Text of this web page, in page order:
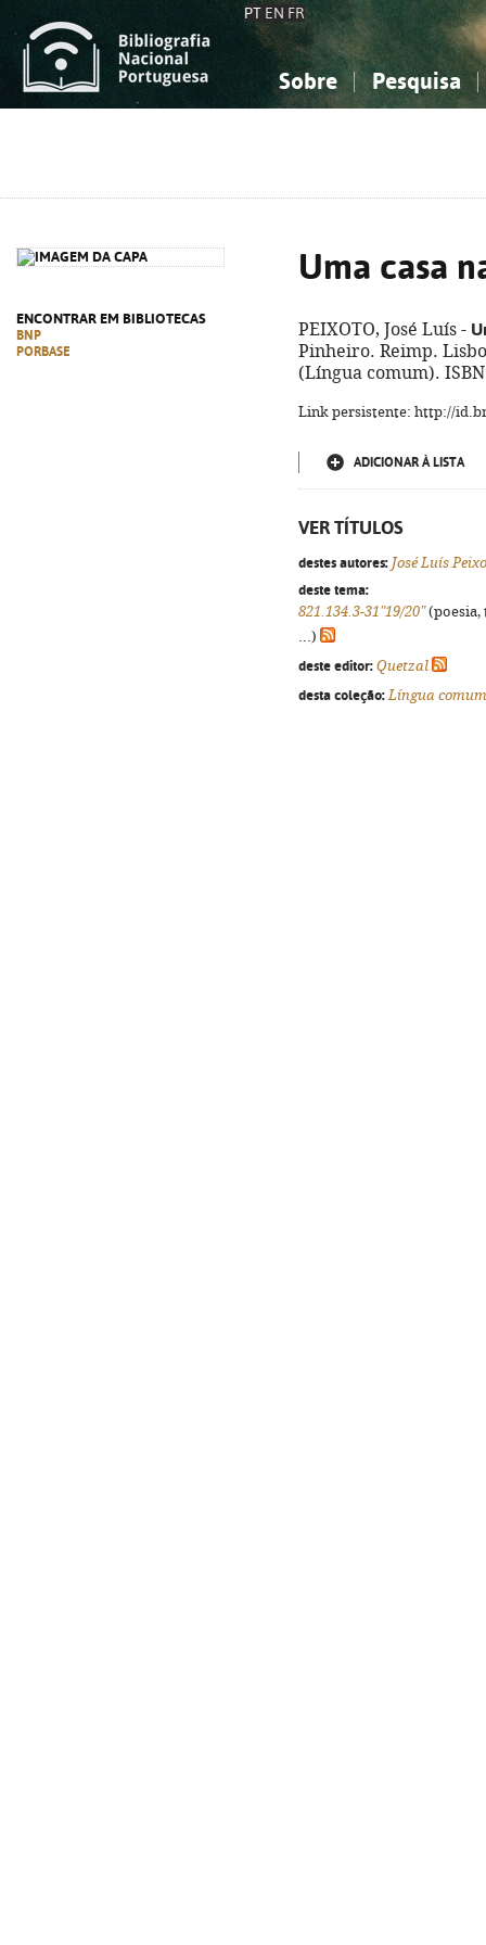
PT EN FR
Sobre Pesquisa
ENCONTRAR EM BIBLIOTECAS
BNP
PORBASE
Uma casa
PEIXOTO, José Luís -
Pinheiro. Reimp.
(Língua comum).
Link persistente: http://
ADICIONAR À LISTA
VER TÍTULOS
destes autores: José Luís
deste tema:
821.134.3-31"19/20"(poesia,
...)
deste editor: Quetzal
desta coleção: Língua comum